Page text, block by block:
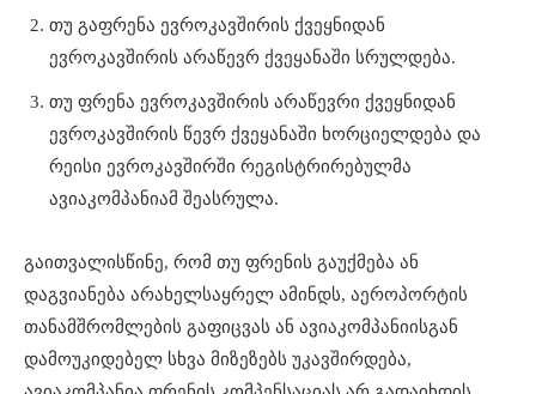
თუ გაფრენა ევროკავშირის ქვეყნიდან
ევროკავშირის არაწევრ ქვეყანაში სრულდება.
თუ ფრენა ევროკავშირის არაწევრი ქვეყნიდან
ევროკავშირის წევრ ქვეყანაში ხორციელდება და
რეისი ევროკავშირში რეგისტრირებულმა
ავიაკომპანიამ შეასრულა.
გაითვალისწინე, რომ თუ ფრენის გაუქმება ან
დაგვიანება არახელსაყრელ ამინდს, აეროპორტის
თანამშრომლების გაფიცვას ან ავიაკომპანიისგან
დამოუკიდებელ სხვა მიზეზებს უკავშირდება,